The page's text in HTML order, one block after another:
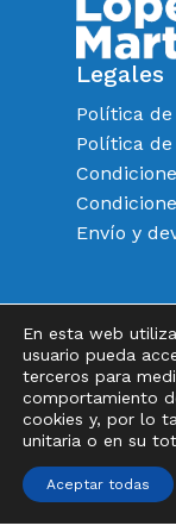
Subtotal:
Legales
Política
Política de
Envío y
Instagram
En esta web
usuario pueda
terceros para
comportamiento
cookies y, por lo
unitaria o en su
Aceptar todas